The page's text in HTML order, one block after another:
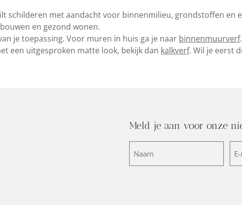
schilderen met aandacht voor binnenmilieu, grondstoffen en
en gezond wonen.
je toepassing. Voor muren in huis ga je naar binnenmuurverf
een uitgesproken matte look, bekijk dan kalkverf. Wil je eerst
Meld je aan voor onze
(Vereist)